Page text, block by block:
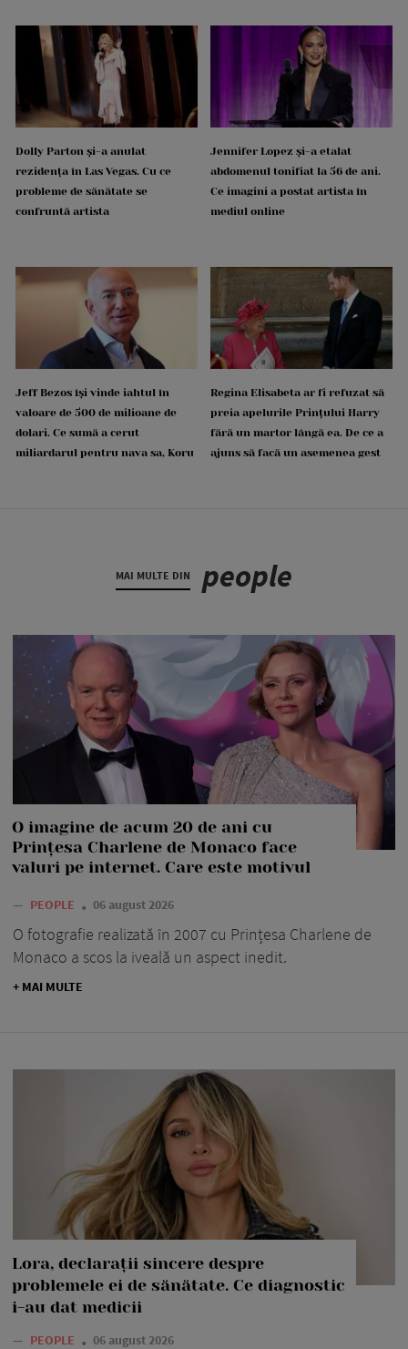
Dolly Parton și-a anulat
rezidența în Las Vegas. Cu ce
probleme de sănătate se
confruntă artista
Jennifer Lopez și-a etalat
abdomenul tonifiat la 56 de ani.
Ce imagini a postat artista în
mediul online
Jeff Bezos își vinde iahtul în
valoare de 500 de milioane de
dolari. Ce sumă a cerut
miliardarul pentru nava sa, Koru
Regina Elisabeta ar fi refuzat să
preia apelurile Prințului Harry
fără un martor lângă ea. De ce a
ajuns să facă un asemenea gest
MAI MULTE DIN people
O imagine de acum 20 de ani cu
Prințesa Charlene de Monaco face
valuri pe internet. Care este motivul
— PEOPLE 06 august 2026
O fotografie realizată în 2007 cu Prințesa Charlene de
Monaco a scos la iveală un aspect inedit.
+ MAI MULTE
Lora, declarații sincere despre
problemele ei de sănătate. Ce diagnostic
i-au dat medicii
— PEOPLE 06 august 2026